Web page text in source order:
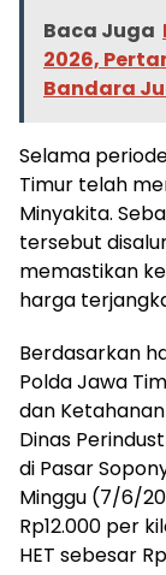
Baca Juga
2026,
Bandara
Selama
Timur telah
Minyakita.
tersebut
memastikan
harga
Berdasarkan
Polda Jawa
dan
Dinas
di Pasar
Minggu (7/6/
Rp12.000 per
HET sebesar